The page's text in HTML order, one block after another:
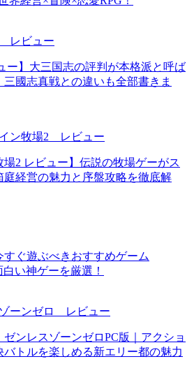
ー】大三国志の評判が本格派と呼ば
國志真戦との違いも全部書きま
場2 レビュー】伝説の牧場ゲーがス
庭経営の魅力と序盤攻略を徹底解
すぐ遊ぶべきおすすめゲーム
い神ゲーを厳選！
ゼンレスゾーンゼロPC版｜アクショ
バトルを楽しめる新エリー都の魅力